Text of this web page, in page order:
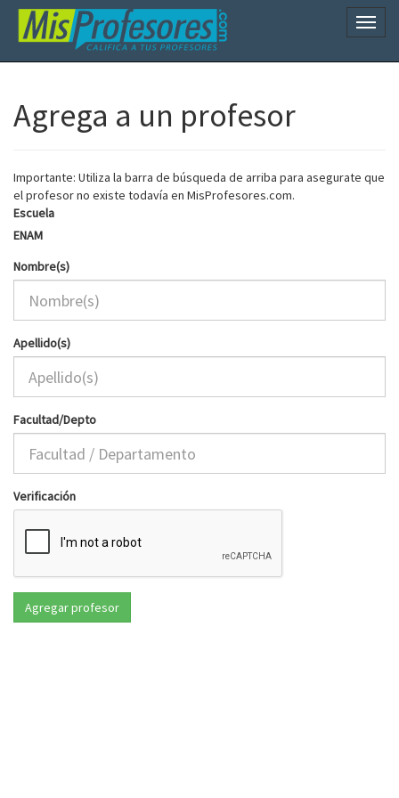
Agrega a un profesor
Importante: Utiliza la barra de búsqueda de arriba para asegurate que
el profesor no existe todavía en MisProfesores.com.
Escuela
ENAM
Nombre(s)
Apellido(s)
Facultad/Depto
Verificación